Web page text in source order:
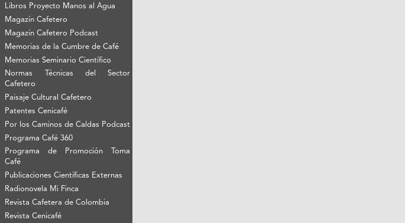
Libros Proyecto Manos al Agua
Magazín Cafetero
Magazín Cafetero Podcast
Memorias de la Cumbre de Café
Memorias Seminario Científico
Normas Técnicas del Sector
Cafetero
Paisaje Cultural Cafetero
Patentes Cenicafé
Por los Caminos de Caldas Podcast
Programa Café 360
Programa de Promoción Toma
Café
Publicaciones Científicas Externas
Radionovela Mi Finca
Revista Cafetera de Colombia
Revista Cenicafé